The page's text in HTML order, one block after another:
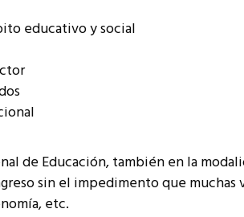
educativo y social
de Educación, también en la
sin el impedimento que
etc.